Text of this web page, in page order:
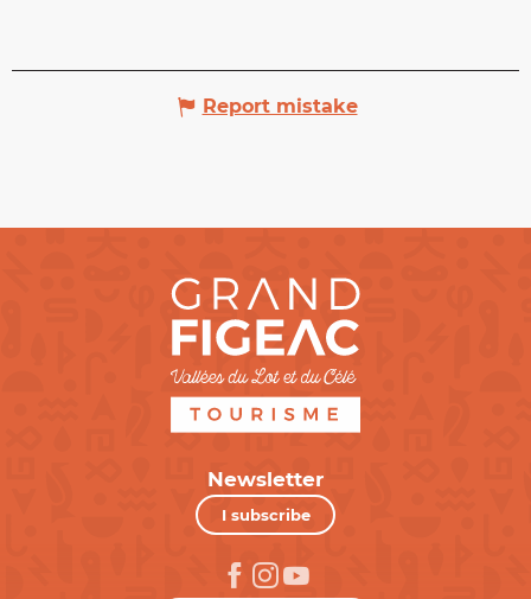
Report mistake
Newsletter
I subscribe